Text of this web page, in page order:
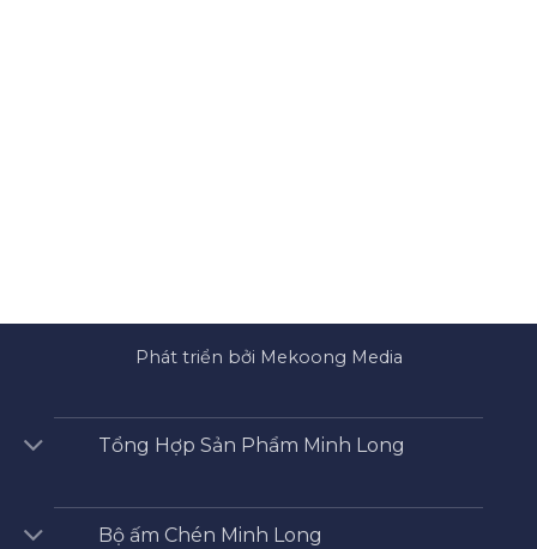
Phát triển bởi Mekoong Media
Tổng Hợp Sản Phẩm Minh Long
Bộ ấm Chén Minh Long